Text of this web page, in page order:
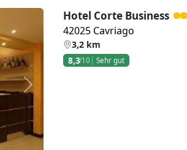
Weiter
Hotel Corte Business
42025 Cavriago
3,2 km
8,3/10 Sehr gut